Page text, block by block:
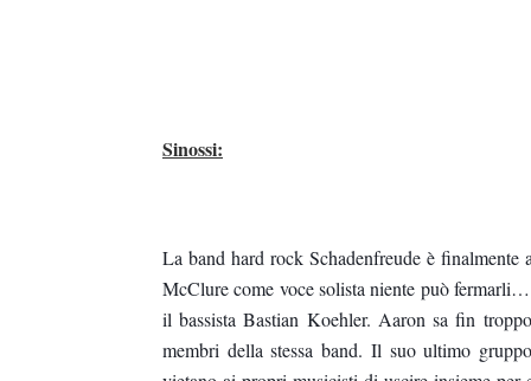
Sinossi:
La band hard rock Schadenfreude è
McClure come voce solista niente può fermarli…
il bassista Bastian Koehler. Aaron sa fin
membri della stessa band. Il suo ultimo